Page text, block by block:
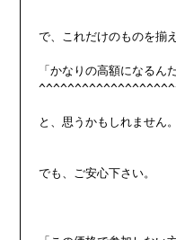
で、これだけのものを揃
「かなりの高額になるん
と、思うかもしれません。
でも、ご安心下さい。